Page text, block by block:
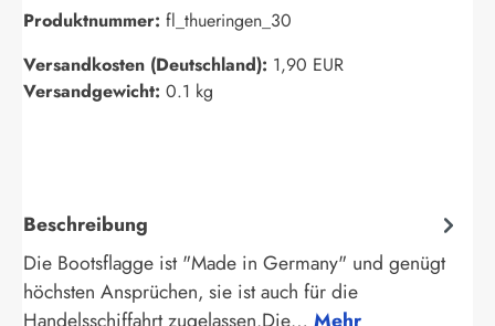
Produktnummer: fl_thueringen_30
Versandkosten (Deutschland): 1,90 EUR
Versandgewicht: 0.1 kg
Beschreibung
Die Bootsflagge ist "Made in Germany" und genügt
höchsten Ansprüchen, sie ist auch für die